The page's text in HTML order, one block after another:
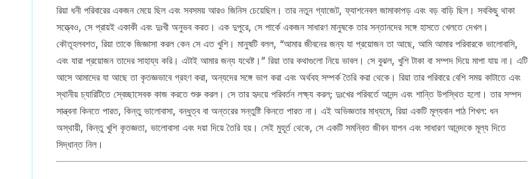
রিয়া ধনী পরিবারের একজন মেয়ে ছিল এবং সবসময় আরও জিনিস চেয়েছিল। তার নতুন গ্যাজেট, ফ্যাশনেবল জামাকাপড় এবং বড় বাড়ি ছিল। সবকিছু থাকা
সত্ত্বেও, সে প্রায়ই একাকী এবং দুঃখী অনুভব করত। এক দুপুরে, সে পার্কে একজন সাধারণ মানুষকে তার সন্তানদের সঙ্গে হাসতে খেলতে দেখল।
কৌতূহলবশত, রিয়া তাকে জিজ্ঞাসা করল কেন সে এত খুশি। মানুষটি বলল, “আমার জীবনের জন্য যা প্রয়োজন তা আছে, আমি আমার পরিবারকে ভালোবাসি,
এবং যারা প্রয়োজন তাদের সাহায্য করি। এটাই আমার জন্য যথেষ্ট।” রিয়া তার কথাগুলো নিয়ে ভাবল। সে বুঝল, খুশি টাকা বা সম্পদ দিয়ে মাপা যায় না। এটি
আসে আমাদের যা আছে তা কৃতজ্ঞভাবে গ্রহণ করা, অন্যদের সঙ্গে ভাগ করা এবং অর্থবহ সম্পর্ক তৈরি করা থেকে। রিয়া তার পরিবারে বেশি সময় কাটাতে এবং
স্থানীয় চ্যারিটিতে স্বেচ্ছাসেবক কাজ করতে শুরু করল। সে তার হৃদয়ে পরিবর্তন লক্ষ্য করল; দুঃখের পরিবর্তে আনন্দ এবং শান্তি উপস্থিত হলো। তার সম্পদ
সান্ত্বনা কিনতে পারত, কিন্তু ভালোবাসা, বন্ধুত্ব বা অন্তরের সন্তুষ্টি কিনতে পারত না। এই অভিজ্ঞতার মাধ্যমে, রিয়া একটি মূল্যবান পাঠ শিখল: ধন
অস্থায়ী, কিন্তু খুশি কৃতজ্ঞতা, ভালোবাসা এবং দয়া দিয়ে তৈরি হয়। সেই মুহূর্ত থেকে, সে একটি সমন্বিত জীবন যাপন এবং সাধারণ আনন্দকে মূল্য দিতে
সিদ্ধান্ত নিল।